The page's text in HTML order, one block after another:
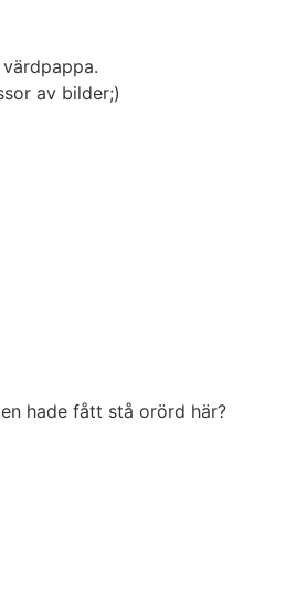
av bilder;)
hade fått stå orörd här?